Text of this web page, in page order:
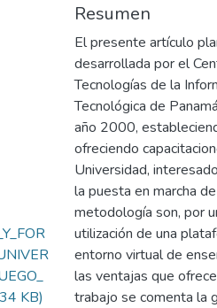
KB)
Resumen
El presente artículo
desarrollada por el
Tecnologías de la
Tecnológica de
año 2000,
ofreciendo
Universidad,
la puesta en marcha
metodología son, por
utilización de una
entorno virtual de
las ventajas que
trabajo se comenta la